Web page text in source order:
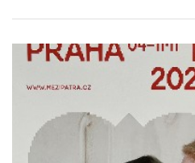
# volby
login PŘIHLÁSIT SE
Zapomněli jste heslo?
Založit nový účet